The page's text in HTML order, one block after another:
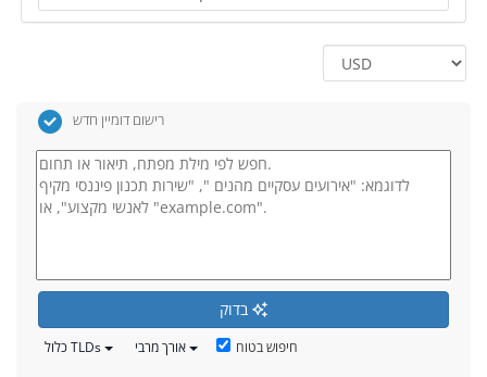
רישום דומיין חדש
כלול TLDs אורך מרבי חיפוש בטוח